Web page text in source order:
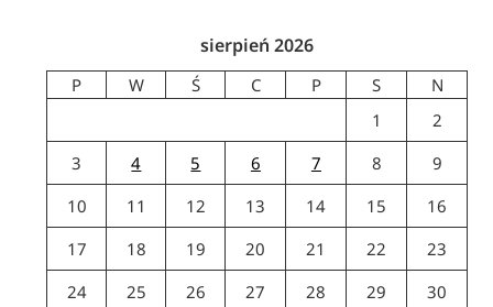
sierpień 2026
P W Ś C P S
N
1
2
3
4 5 6 7 8
9
10
11 12 13 14 15
16
17
18 19 20 21 22
23
24
25 26 27 28 29
30